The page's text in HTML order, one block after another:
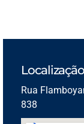
Localização
Rua
838